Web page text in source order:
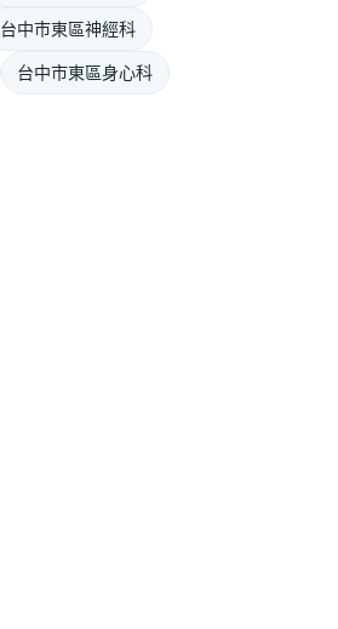
台中市東區神經科
台中市東區身心科